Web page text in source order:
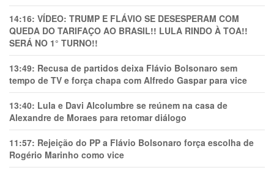
14:16: VÍDEO: TRUMP E FLÁVIO SE DESESPERAM COM
QUEDA DO TARIFAÇO AO BRASIL!! LULA RINDO À TOA!!
SERÁ NO 1° TURNO!!
13:49: Recusa de partidos deixa Flávio Bolsonaro sem
tempo de TV e força chapa com Alfredo Gaspar para vice
13:40: Lula e Davi Alcolumbre se reúnem na casa de
Alexandre de Moraes para retomar diálogo
11:57: Rejeição do PP a Flávio Bolsonaro força escolha de
Rogério Marinho como vice